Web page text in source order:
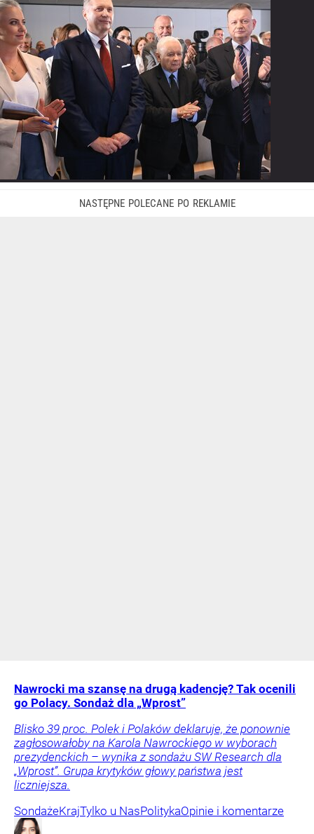
Nawrocki ma szansę na drugą kadencję? Tak ocenili
go Polacy. Sondaż dla „Wprost”
Blisko 39 proc. Polek i Polaków deklaruje, że ponownie
zagłosowałoby na Karola Nawrockiego w wyborach
prezydenckich – wynika z sondażu SW Research dla
„Wprost”. Grupa krytyków głowy państwa jest
liczniejsza.
SondażeKrajTylko u NasPolitykaOpinie i komentarze